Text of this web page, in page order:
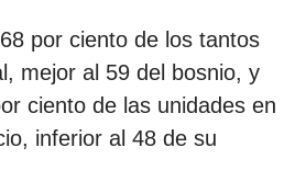
por ciento de los tantos
mejor al 59 del bosnio, y
ciento de las unidades en
inferior al 48 de su